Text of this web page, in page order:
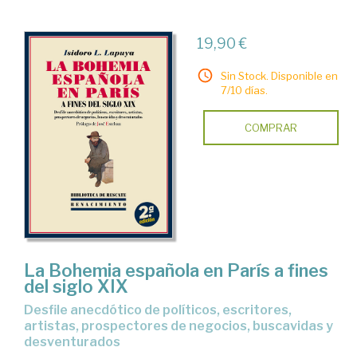
19,90 €
Sin Stock. Disponible en
7/10 días.
COMPRAR
La Bohemia española en París a fines
del siglo XIX
Desfile anecdótico de políticos, escritores,
artistas, prospectores de negocios, buscavidas y
desventurados